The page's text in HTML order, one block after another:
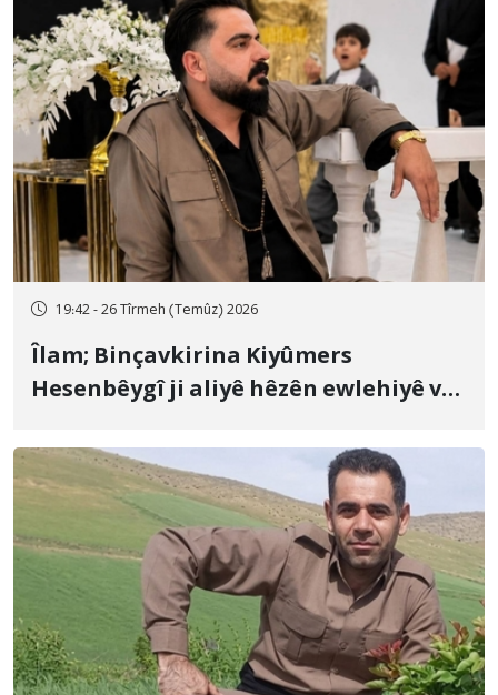
19:42 - 26 Tîrmeh (Temûz) 2026
Îlam; Binçavkirina Kiyûmers
Hesenbêygî ji aliyê hêzên ewlehiyê ve